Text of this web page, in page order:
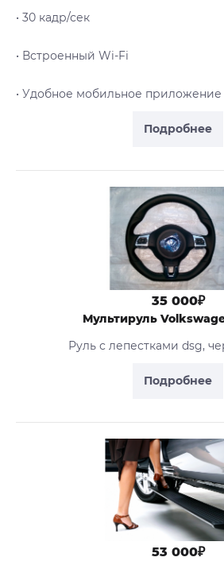
Подробнее
• 30 кадр/сек
• Встроенный Wi-Fi
• Удобное мобильное приложение
Подробнее
35 000₽
Мультируль
Руль с лепестками dsg,
53 000₽